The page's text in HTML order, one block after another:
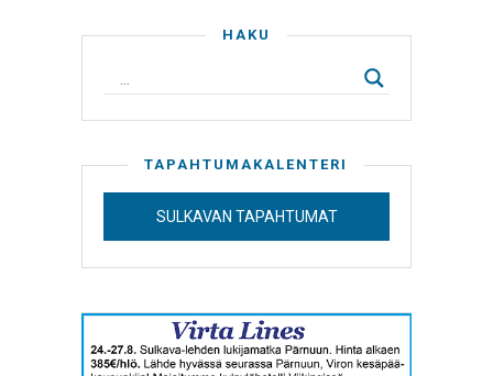
HAKU
TAPAHTUMAKALENTERI
SULKAVAN TAPAHTUMAT